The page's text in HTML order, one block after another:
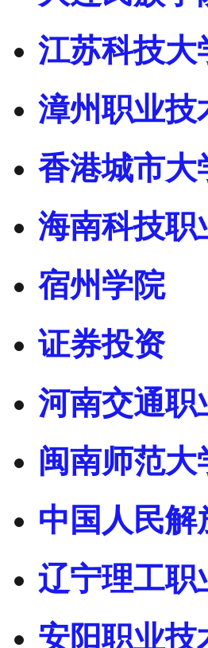
江苏科技大
漳州职业技
香港城市大
海南科技职
宿州学院
证券投资
河南交通职
闽南师范大
中国人民
辽宁理工职
安阳职业技